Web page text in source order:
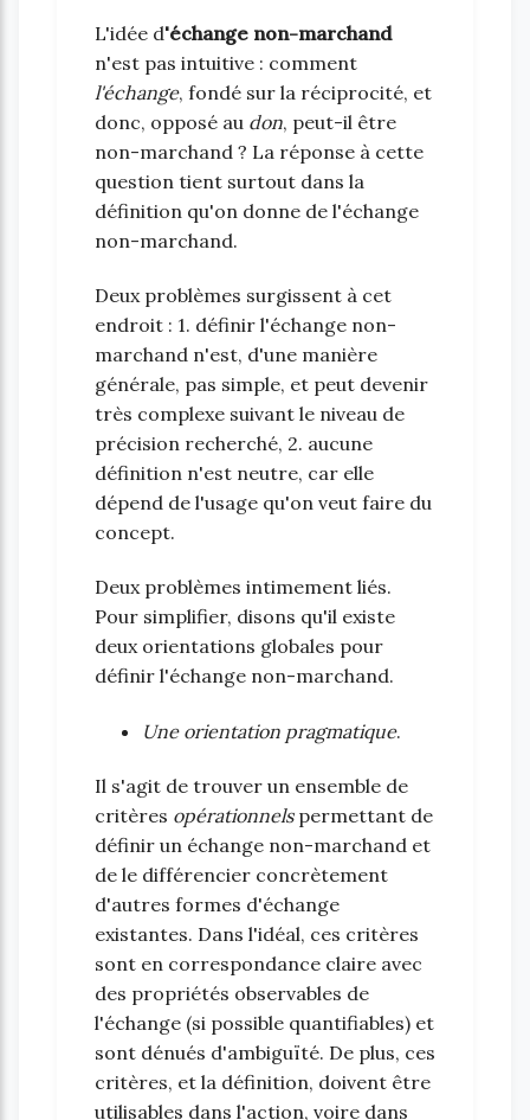
L'idée d'échange non-marchand
n'est pas intuitive : comment
l'échange, fondé sur la réciprocité, et
donc, opposé au don, peut-il être
non-marchand ? La réponse à cette
question tient surtout dans la
définition qu'on donne de l'échange
non-marchand.
Deux problèmes surgissent à cet
endroit : 1. définir l'échange non-
marchand n'est, d'une manière
générale, pas simple, et peut devenir
très complexe suivant le niveau de
précision recherché, 2. aucune
définition n'est neutre, car elle
dépend de l'usage qu'on veut faire du
concept.
Deux problèmes intimement liés.
Pour simplifier, disons qu'il existe
deux orientations globales pour
définir l'échange non-marchand.
Une orientation pragmatique.
Il s'agit de trouver un ensemble de
critères opérationnelspermettant de
définir un échange non-marchand et
de le différencier concrètement
d'autres formes d'échange
existantes. Dans l'idéal, ces critères
sont en correspondance claire avec
des propriétés observables de
l'échange (si possible quantifiables) et
sont dénués d'ambiguïté. De plus, ces
critères, et la définition, doivent être
utilisables dans l'action, voire dans